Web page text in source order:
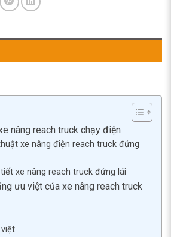
nâng reach truck chạy điện
xe nâng điện reach truck đứng
xe nâng reach truck đứng lái
ưu việt của xe nâng reach truck